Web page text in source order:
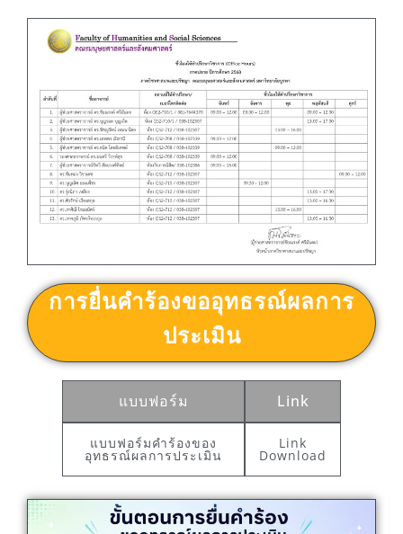
การยื่นคำร้องขออุทธรณ์ผลการ
ประเมิน
แบบฟอร์ม Link
แบบฟอร์มคำร้องของ
อุทธรณ์ผลการประเมิน
Link
Download